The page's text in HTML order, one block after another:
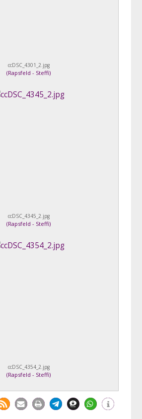
ccDSC_4301_2.jpg
(Rapsfeld - Steffi)
ccDSC_4345_2.jpg
(Rapsfeld - Steffi)
ccDSC_4354_2.jpg
(Rapsfeld - Steffi)